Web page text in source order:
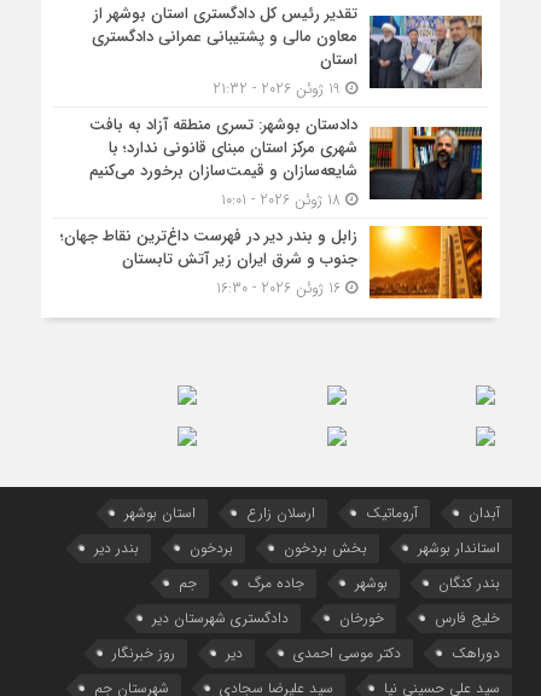
تقدیر رئیس کل دادگستری استان بوشهر از
معاون مالی و پشتیبانی عمرانی دادگستری
استان
دادستان بوشهر: تسری منطقه آزاد به بافت
شهری مرکز استان مبنای قانونی ندارد؛ با
شایعه‌سازان و قیمت‌سازان برخورد می‌کنیم
زابل و بندر دیر در فهرست داغ‌ترین نقاط جهان؛
جنوب و شرق ایران زیر آتش تابستان
16 ژوئن 2026 - 16:30
آبدان آروماتیک ارسلان زارع
استان بوشهر
استاندار بوشهر
بخش بردخون بردخون
بندر دیر
بندر کنگان
بوشهر جاده مرگ
جم
خلیج فارس
خورخان
دادگستری شهرستان دیر
دوراهک
دکتر موسی احمدی دیر
روز خبرنگار
سید علی حسینی نیا
سید علیرضا سجادی شهرستان جم